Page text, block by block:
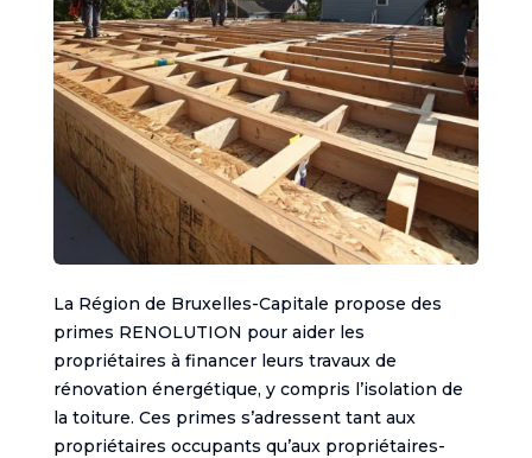
La Région de Bruxelles-Capitale propose des
primes RENOLUTION pour aider les
propriétaires à financer leurs travaux de
rénovation énergétique, y compris l’isolation de
la toiture. Ces primes s’adressent tant aux
propriétaires occupants qu’aux propriétaires-